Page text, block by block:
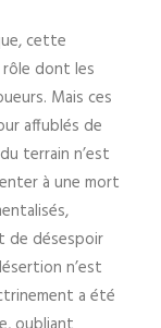
cette
rôle dont les
Mais ces
affublés de
terrain n’est
à une mort
de désespoir
n’est
a été